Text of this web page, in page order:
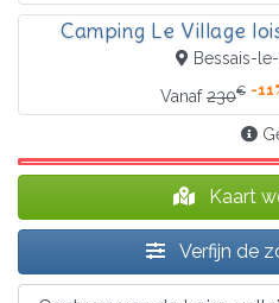
Camping Le Village
Bessais-
Vanaf230€ -
Kaart
Verfijn de